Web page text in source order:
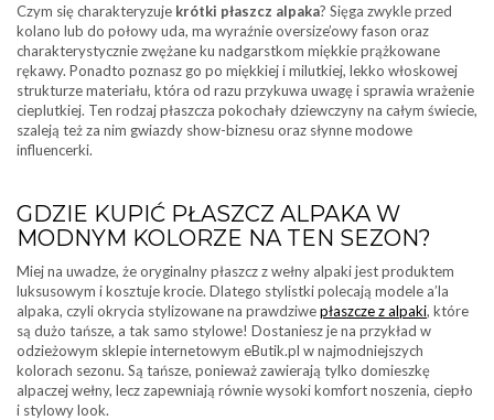
Czym się charakteryzuje krótki płaszcz alpaka? Sięga zwykle przed
kolano lub do połowy uda, ma wyraźnie oversize’owy fason oraz
charakterystycznie zwężane ku nadgarstkom miękkie prążkowane
rękawy. Ponadto poznasz go po miękkiej i milutkiej, lekko włoskowej
strukturze materiału, która od razu przykuwa uwagę i sprawia wrażenie
cieplutkiej. Ten rodzaj płaszcza pokochały dziewczyny na całym świecie,
szaleją też za nim gwiazdy show-biznesu oraz słynne modowe
influencerki.
GDZIE KUPIĆ PŁASZCZ ALPAKA W
MODNYM KOLORZE NA TEN SEZON?
Miej na uwadze, że oryginalny płaszcz z wełny alpaki jest produktem
luksusowym i kosztuje krocie. Dlatego stylistki polecają modele a’la
alpaka, czyli okrycia stylizowane na prawdziwepłaszcze z alpaki, które
są dużo tańsze, a tak samo stylowe! Dostaniesz je na przykład w
odzieżowym sklepie internetowym eButik.pl w najmodniejszych
kolorach sezonu. Są tańsze, ponieważ zawierają tylko domieszkę
alpaczej wełny, lecz zapewniają równie wysoki komfort noszenia, ciepło
i stylowy look.